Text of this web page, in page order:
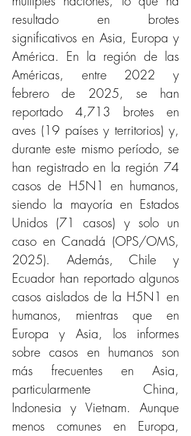
resultado en brotes
significativos en Asia, Europa y
América. En la región de las
Américas, entre 2022 y
febrero de 2025, se han
reportado 4,713 brotes en
aves (19 países y territorios) y,
durante este mismo período, se
han registrado en la región 74
casos de H5N1 en humanos,
siendo la mayoría en Estados
Unidos (71 casos) y solo un
caso en Canadá (OPS/OMS,
2025). Además, Chile y
Ecuador han reportado algunos
casos aislados de la H5N1 en
humanos, mientras que en
Europa y Asia, los informes
sobre casos en humanos son
más frecuentes en Asia,
particularmente China,
Indonesia y Vietnam. Aunque
menos comunes en Europa,